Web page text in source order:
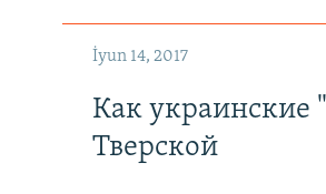
İyun 14, 2017
Как
Тверской